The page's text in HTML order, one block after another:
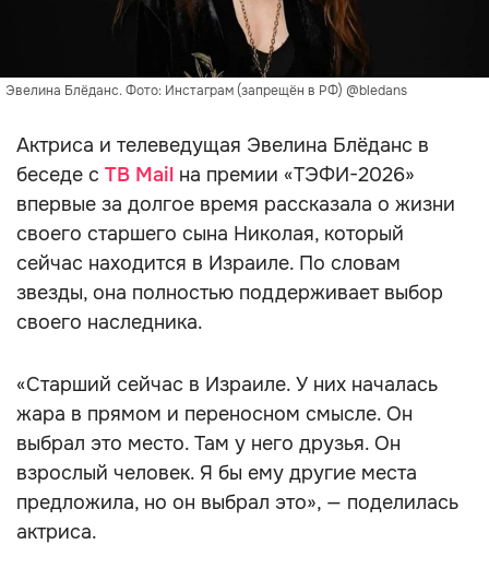
Эвелина Блёданс. Фото: Инстаграм (запрещён в РФ) @bledans
Актриса и телеведущая Эвелина Блёданс в
беседе с ТВ Mail на премии «ТЭФИ-2026»
впервые за долгое время рассказала о жизни
своего старшего сына Николая, который
сейчас находится в Израиле. По словам
звезды, она полностью поддерживает выбор
своего наследника.
«Старший сейчас в Израиле. У них началась
жара в прямом и переносном смысле. Он
выбрал это место. Там у него друзья. Он
взрослый человек. Я бы ему другие места
предложила, но он выбрал это», — поделилась
актриса.